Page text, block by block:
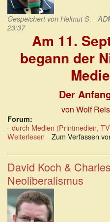
Gespeichert von Helmut S. -
23:37
Am 11.
begann der
Der
von Wolf
Forum:
- durch Medien (Printmedien,
Weiterlesen über
11.
September
2001
begann
der
Niedergang
der
Medienwelt.
Zum Verfassen
David Koch &
Neoliberalismus